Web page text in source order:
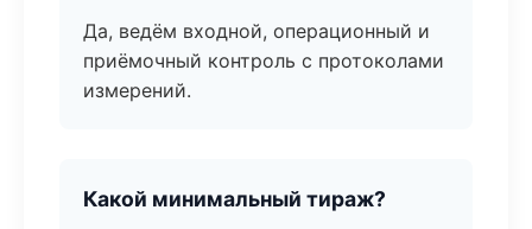
Да, ведём входной, операционный и
приёмочный контроль с протоколами
измерений.
Какой минимальный тираж?